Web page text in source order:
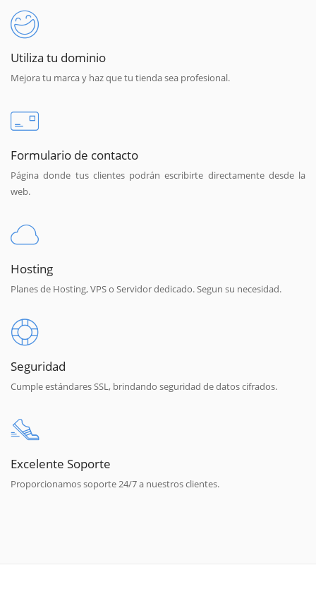
Utiliza tu dominio
Mejora tu marca y haz que tu tienda sea profesional.
Formulario de contacto
Página donde tus clientes podrán escribirte directamente desde la
web.
Hosting
Planes de Hosting, VPS o Servidor dedicado. Segun su necesidad.
Seguridad
Cumple estándares SSL, brindando seguridad de datos cifrados.
Excelente Soporte
Proporcionamos soporte 24/7 a nuestros clientes.